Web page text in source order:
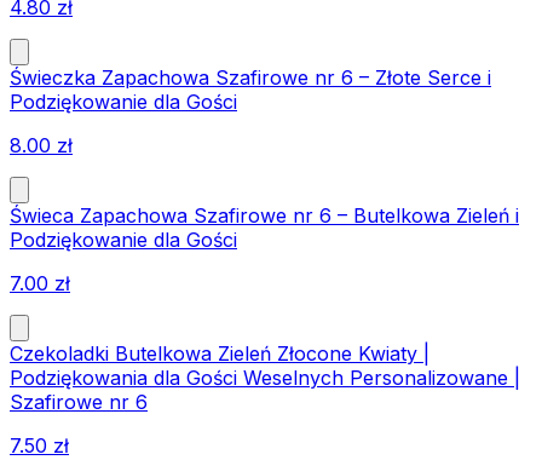
4.80 zł
Świeczka Zapachowa Szafirowe nr 6 – Złote Serce i
Podziękowanie dla Gości
8.00 zł
Świeca Zapachowa Szafirowe nr 6 – Butelkowa Zieleń i
Podziękowanie dla Gości
7.00 zł
Czekoladki Butelkowa Zieleń Złocone Kwiaty |
Podziękowania dla Gości Weselnych Personalizowane |
Szafirowe nr 6
7.50 zł